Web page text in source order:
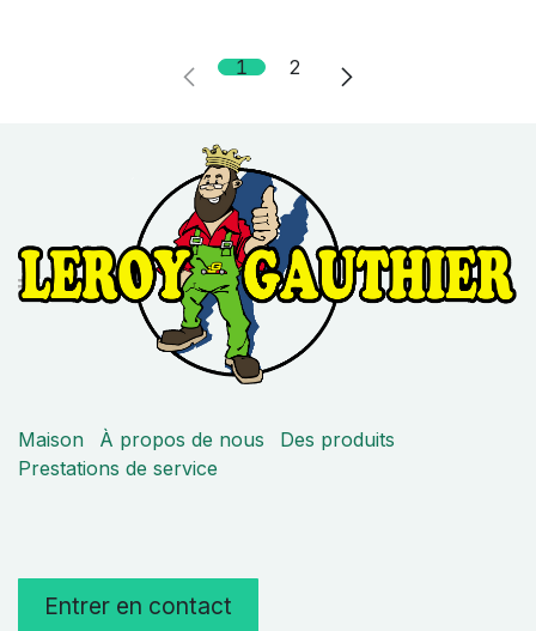
1 2
Maison À propos de nous
Des produits
Prestations de service
Entrer en contact